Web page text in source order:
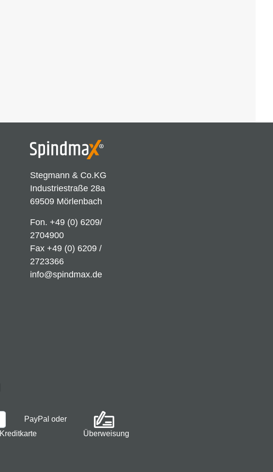
Stegmann & Co.KG
Industriestraße 28a
69509 Mörlenbach
Fon. +49 (0) 6209/
2704900
Fax +49 (0) 6209 /
2723366
info@spindmax.de
PayPal oder
Kreditkarte
Überweisung